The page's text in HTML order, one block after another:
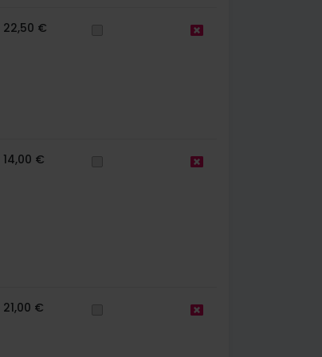
22,50 €
14,00 €
21,00 €